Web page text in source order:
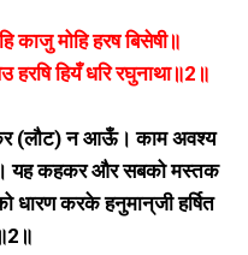
काजु मोहि हरष बिसेषी॥
हरषि हियँ धरि रघुनाथा॥2॥
(लौट) न आऊँ। काम अवश्य
है। यह कहकर और सबको मस्तक
धारण करके हनुमान्‌जी हर्षित